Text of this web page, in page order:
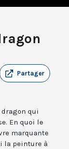
Partager
qui
En quoi le
marquante
la peinture à